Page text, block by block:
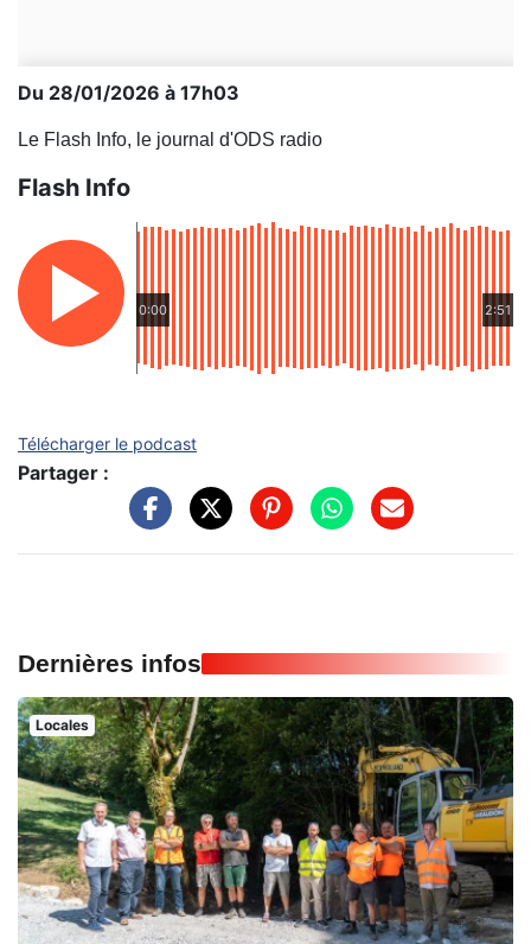
Du 28/01/2026 à 17h03
Le Flash Info, le journal d'ODS radio
Flash Info
0:00 2:51
Télécharger le podcast
Partager :
Dernières infos
Locales